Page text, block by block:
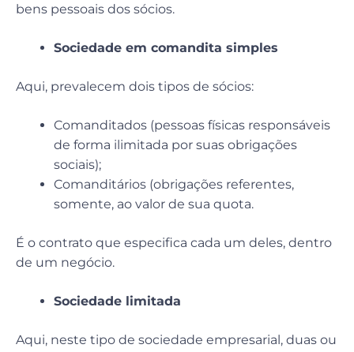
bens pessoais dos sócios.
Sociedade em comandita simples
Aqui, prevalecem dois tipos de sócios:
Comanditados (pessoas físicas responsáveis
de forma ilimitada por suas obrigações
sociais);
Comanditários (obrigações referentes,
somente, ao valor de sua quota.
É o contrato que especifica cada um deles, dentro
de um negócio.
Sociedade limitada
Aqui, neste tipo de sociedade empresarial, duas ou